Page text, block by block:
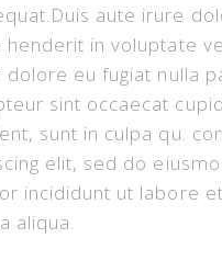
aute irure
henderit in voluptate
dolore eu fugiat nulla
sint occaecat
sunt in culpa qu.
elit, sed do
incididunt ut labore
aliqua.